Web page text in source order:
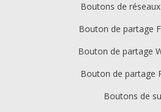
Boutons de
Bouton de partage
Bouton de partage
Bouton de partage
Boutons de